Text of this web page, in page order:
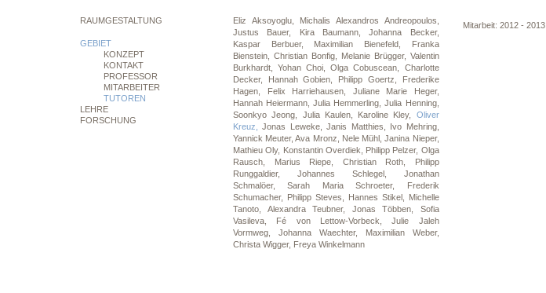
RAUMGESTALTUNG
GEBIET
KONZEPT
KONTAKT
PROFESSOR
MITARBEITER
TUTOREN
LEHRE
FORSCHUNG
Eliz Aksoyoglu, Michalis Alexandros Andreopoulos,
Justus Bauer,
Kira Baumann,Johanna Becker,
Kaspar Berbuer, Maximilian Bienefeld,
Franka
Bienstein, Christian Bonfig, Melanie Brügger, Valentin
Burkhardt,Yohan Choi,Olga Cobuscean, Charlotte
Decker,
Hannah Gobien, Philipp Goertz,
Frederike
Hagen,
Felix Harriehausen, Juliane Marie Heger,
Hannah Heiermann,Julia Hemmerling,Julia Henning,
Soonkyo Jeong, Julia Kaulen, Karoline Kley, Oliver
Kreuz,Jonas Leweke,Janis Matthies, Ivo Mehring,
Yannick Meuter,Ava Mronz, Nele Mühl,Janina Nieper,
Mathieu Oly, Konstantin Overdiek, Philipp Pelzer, Olga
Rausch,
Marius Riepe, Christian Roth,
Philipp
Runggaldier, Johannes Schlegel, Jonathan
Schmalöer,Sarah Maria Schroeter,
Frederik
Schumacher, Philipp Steves, Hannes Stikel,
Michelle
Tanoto, Alexandra Teubner, Jonas Többen, Sofia
Vasileva, Fé von Lettow-Vorbeck,Julie Jaleh
Vormweg, Johanna Waechter,
Maximilian Weber,
Christa Wigger, Freya Winkelmann
Mitarbeit: 2012 - 2013